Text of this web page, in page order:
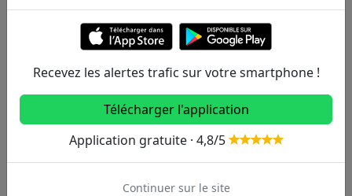
Marché 116 208A 208B
208S
République - Stalingrad 110 116
Guittard 108 110 208A 208B 352m
Rue à Trait 108 356m
Recevez les alertes trafic sur votre smartphone !
Télécharger l'application
Application gratuite · 4,8/5
Continuer sur le site